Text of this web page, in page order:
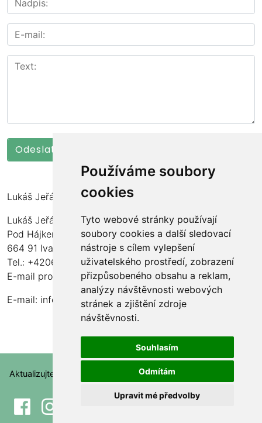
Používáme soubory
cookies
Tyto webové stránky používají
soubory cookies a další sledovací
nástroje s cílem vylepšení
uživatelského prostředí, zobrazení
přizpůsobeného obsahu a reklam,
analýzy návštěvnosti webových
stránek a zjištění zdroje
návštěvnosti.
Souhlasím
Odmítám
Upravit mé předvolby
Lukáš Jeřábek
Lukáš Jeřábek
Pod Hájkem 77/97
664 91 Ivančice
Tel.: +420606190173
E-mail pro montáže: montaze@ecosolartechnology.cz
E-mail: info@ecosolartechnology.cz
Aktualizujte nastavení souborů cookie.